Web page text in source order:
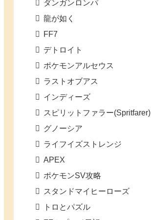
ダンガンロンパ
龍が如く
FF7
デトロイト
ポケモンアルセウス
ラストオブアス
インディーズ
スピリットファラー(Spritfarer)
グノーシア
ライフイズストレンジ
APEX
ポケモンSV攻略
スタンドマイヒーローズ
トロとパズル